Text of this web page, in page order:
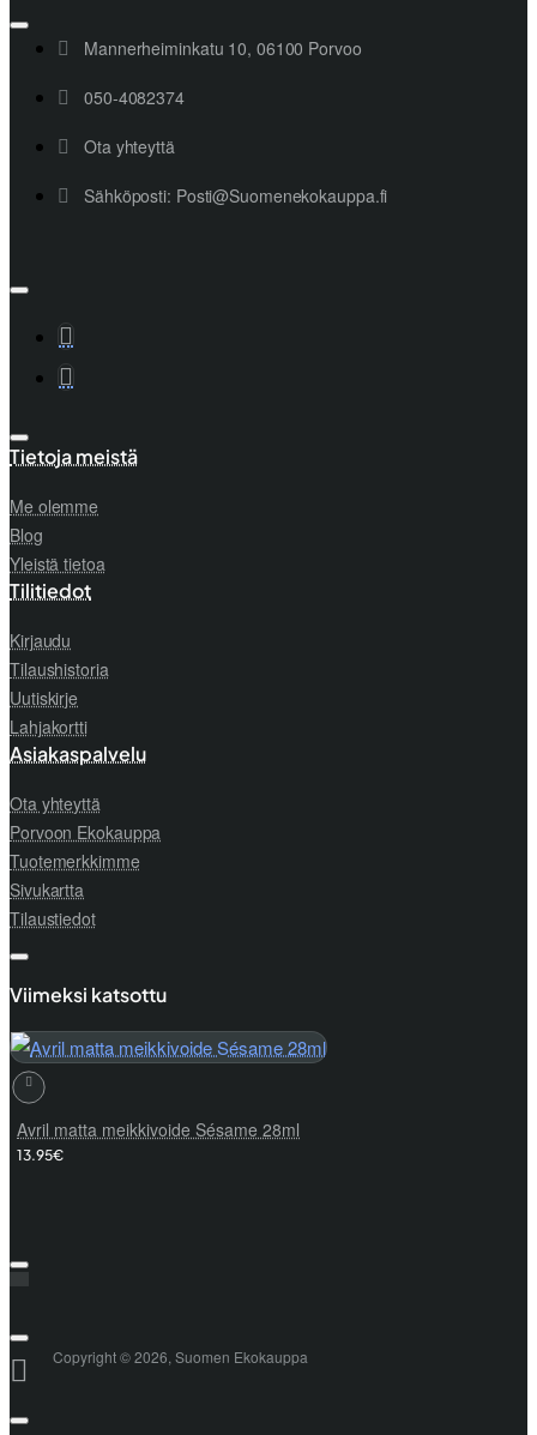
Mannerheiminkatu 10, 06100 Porvoo
050-4082374
Ota yhteyttä
Sähköposti: Posti@Suomenekokauppa.fi
Tietoja meistä
Me olemme
Blog
Yleistä tietoa
Tilitiedot
Kirjaudu
Tilaushistoria
Uutiskirje
Lahjakortti
Asiakaspalvelu
Ota yhteyttä
Porvoon Ekokauppa
Tuotemerkkimme
Sivukartta
Tilaustiedot
Viimeksi katsottu
Avril matta meikkivoide Sésame 28ml
13.95€
Copyright © 2026, Suomen Ekokauppa